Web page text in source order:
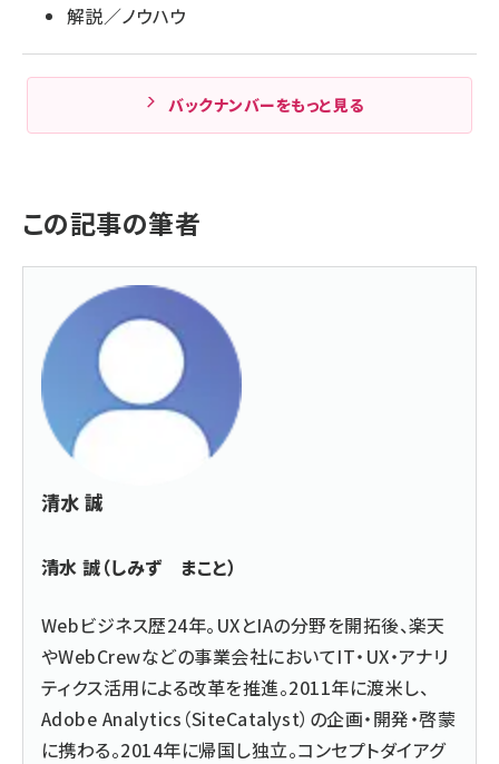
解説／ノウハウ
バックナンバーをもっと見る
この記事の筆者
清水 誠
清水 誠（しみず まこと）
Webビジネス歴24年。UXとIAの分野を開拓後、楽天
やWebCrewなどの事業会社においてIT・UX・アナリ
ティクス活用による改革を推進。2011年に渡米し、
Adobe Analytics（SiteCatalyst）の企画・開発・啓蒙
に携わる。2014年に帰国し独立。コンセプトダイアグ